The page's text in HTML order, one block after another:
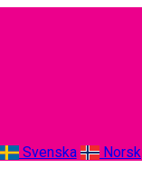
Svenska Norsk